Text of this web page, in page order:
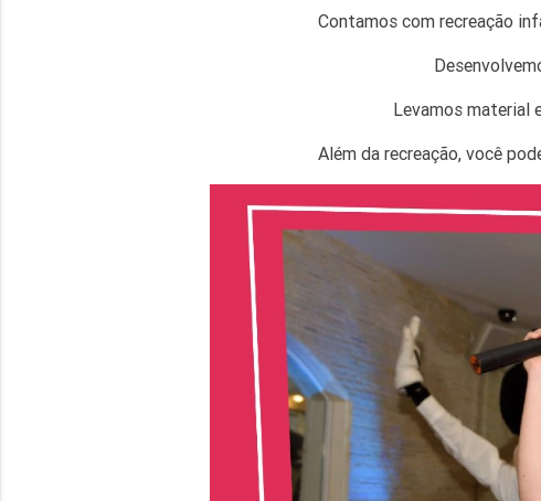
Contamos com recreação
Levamos material
Além da recreação, você